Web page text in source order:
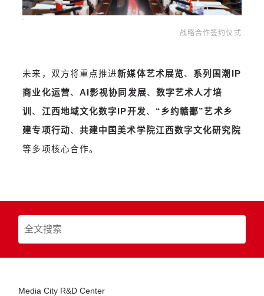
战略合作签约仪式
未来，双方将重点推进新媒体艺术展览、 系列国潮IP
商业化运营、 AI影视协同发展、 数字艺术人才培
训 、 江西地域文化数字IP开发、 “乡约赣鄱”艺术乡
建专项行动、 共建中国美术学院江西数字文化研究院
等多项核心合作。
Media City R&D Center